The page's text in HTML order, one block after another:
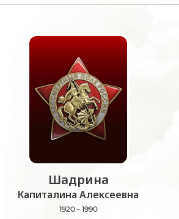
Шадрина
Капиталина Алексеевна
1920 - 1990